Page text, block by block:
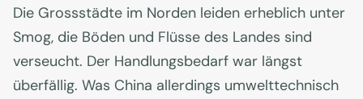
Die Grossstädte im Norden leiden erheblich unter
Smog, die Böden und Flüsse des Landes sind
verseucht. Der Handlungsbedarf war längst
überfällig. Was China allerdings umwelttechnisch